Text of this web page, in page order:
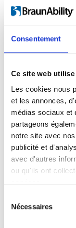
Consentement
Ce site web
Les cookies nous
et les annonces,
médias sociaux et
partageons
notre site avec
publicité et
avec d'autres
ou qu'ils ont
services.
Nécessaires
BraunAbility
laboratoire